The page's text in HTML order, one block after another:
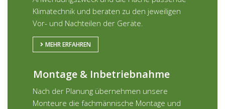
Klimatechnik und beraten zu den jeweiligen
Vor- und Nachteilen der Geräte.
MEHR ERFAHREN
Montage & Inbetriebnahme
Nach der Planung übernehmen unsere
Monteure die fachmännische Montage und